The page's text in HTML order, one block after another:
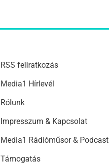
RSS feliratkozás
Media1 Hírlevél
Rólunk
Impresszum & Kapcsolat
Media1 Rádióműsor & Podcast
Támogatás